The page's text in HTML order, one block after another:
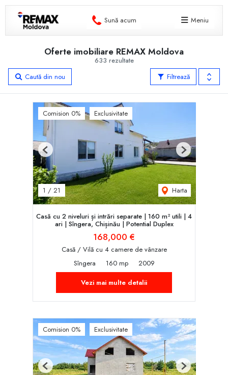
Sună acum Meniu
633 rezultate
Oferte imobiliare REMAX Moldova
Filtrează
Caută din nou
Comision 0% Exclusivitate
1 / 21 Harta
Previous Next
Casă cu 2 niveluri și intrări separate | 160 m² utili | 4
ari | Sîngera, Chișinău | Potent‌ial Duplex
168,000 €
Casă / Vilă cu 4 camere de vânzare
Sîngera
160 mp
2009
Vezi mai multe detalii
Comision 0% Exclusivitate
Previous Next